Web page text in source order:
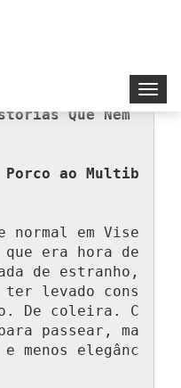
Que Nem
Porco ao Multib
normal em Vise
era hora de
de estranho,
levado cons
De coleira. C
passear, ma
menos elegânc